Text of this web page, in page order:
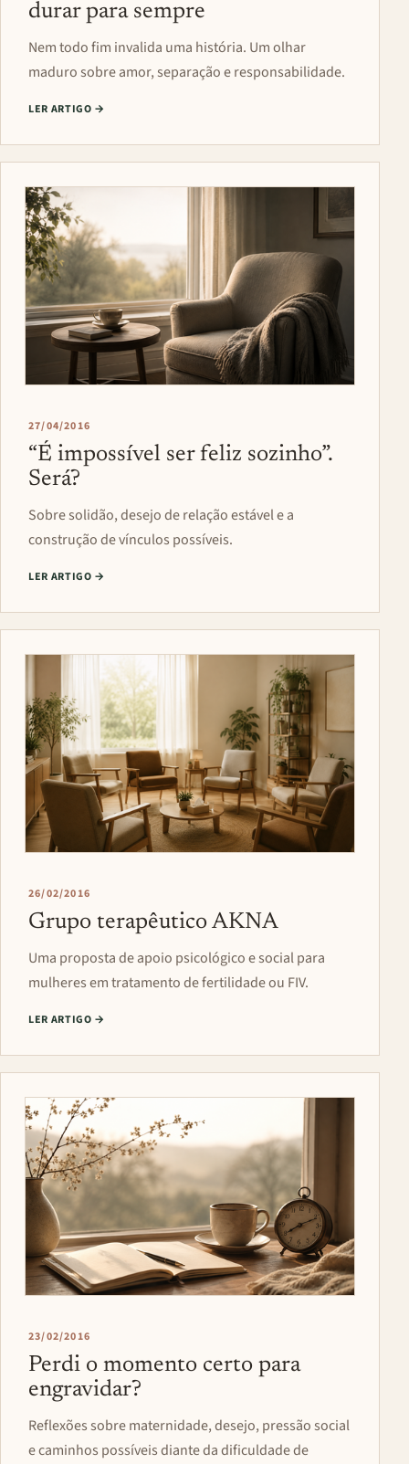
durar para sempre
Nem todo fim invalida uma história. Um olhar
maduro sobre amor, separação e responsabilidade.
LER ARTIGO →
27/04/2016
“É impossível ser feliz sozinho”.
Será?
Sobre solidão, desejo de relação estável e a
construção de vínculos possíveis.
LER ARTIGO →
26/02/2016
Grupo terapêutico AKNA
Uma proposta de apoio psicológico e social para
mulheres em tratamento de fertilidade ou FIV.
LER ARTIGO →
23/02/2016
Perdi o momento certo para
engravidar?
Reflexões sobre maternidade, desejo, pressão social
e caminhos possíveis diante da dificuldade de